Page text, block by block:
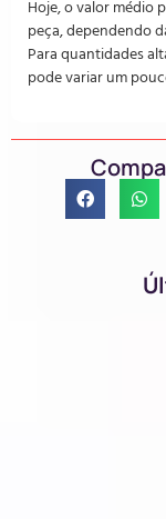
Hoje, o valor médio
peça, dependendo
Para quantidades
pode variar um